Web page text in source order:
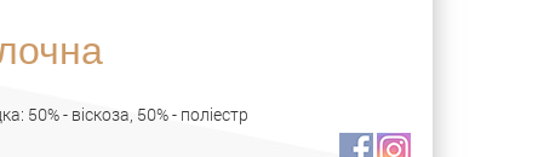
50% - віскоза, 50% - поліестр